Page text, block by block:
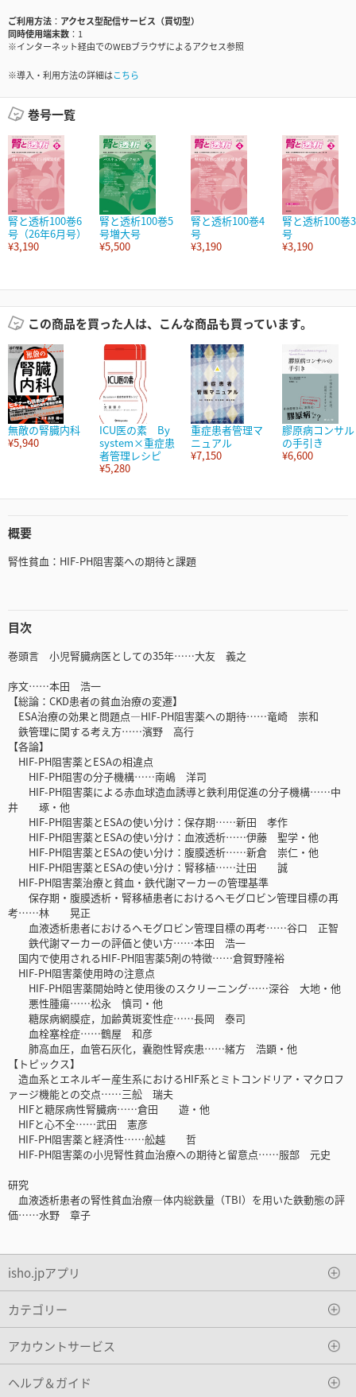
ご利用方法
アクセス型配信サービス（買切型）
同時使用端末数
1
※インターネット経由でのWEBブラウザによるアクセス参照
※導入・利用方法の詳細はこちら
巻号一覧
腎と透析100巻6
号（26年6月号）
¥3,190
腎と透析100巻5
号増大号
¥5,500
腎と透析100巻4
号
¥3,190
腎と透析100巻3
号
¥3,190
この商品を買った人は、こんな商品も買っています。
無敵の腎臓内科
¥5,940
ICU医の素 By
system×重症患
者管理レシピ
¥5,280
重症患者管理マ
ニュアル
¥7,150
膠原病コンサル
の手引き
¥6,600
概要
腎性貧血：HIF-PH阻害薬への期待と課題
目次
巻頭言 小児腎臓病医としての35年……大友 義之
序文……本田 浩一
【総論：CKD患者の貧血治療の変遷】
ESA治療の効果と問題点―HIF-PH阻害薬への期待……竜崎 崇和
鉄管理に関する考え方……濱野 高行
【各論】
HIF-PH阻害薬とESAの相違点
HIF-PH阻害の分子機構……南嶋 洋司
HIF-PH阻害薬による赤血球造血誘導と鉄利用促進の分子機構……中
井 琢・他
HIF-PH阻害薬とESAの使い分け：保存期……新田 孝作
HIF-PH阻害薬とESAの使い分け：血液透析……伊藤 聖学・他
HIF-PH阻害薬とESAの使い分け：腹膜透析……新倉 崇仁・他
HIF-PH阻害薬とESAの使い分け：腎移植……辻田 誠
HIF-PH阻害薬治療と貧血・鉄代謝マーカーの管理基準
保存期・腹膜透析・腎移植患者におけるヘモグロビン管理目標の再
考……林 晃正
血液透析患者におけるヘモグロビン管理目標の再考……谷口 正智
鉄代謝マーカーの評価と使い方……本田 浩一
国内で使用されるHIF-PH阻害薬5剤の特徴……倉賀野隆裕
HIF-PH阻害薬使用時の注意点
HIF-PH阻害薬開始時と使用後のスクリーニング……深谷 大地・他
悪性腫瘍……松永 慎司・他
糖尿病網膜症，加齢黄斑変性症……長岡 泰司
血栓塞栓症……鶴屋 和彦
肺高血圧，血管石灰化，囊胞性腎疾患……緒方 浩顕・他
【トピックス】
造血系とエネルギー産生系におけるHIF系とミトコンドリア・マクロフ
ァージ機能との交点……三舩 瑞夫
HIFと糖尿病性腎臓病……倉田 遊・他
HIFと心不全……武田 憲彦
HIF-PH阻害薬と経済性……舩越 哲
HIF-PH阻害薬の小児腎性貧血治療への期待と留意点……服部 元史
研究
血液透析患者の腎性貧血治療―体内総鉄量（TBI）を用いた鉄動態の評
価……水野 章子
isho.jpアプリ
カテゴリー
アカウントサービス
ヘルプ＆ガイド